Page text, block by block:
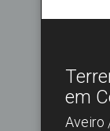
em
Aveiro